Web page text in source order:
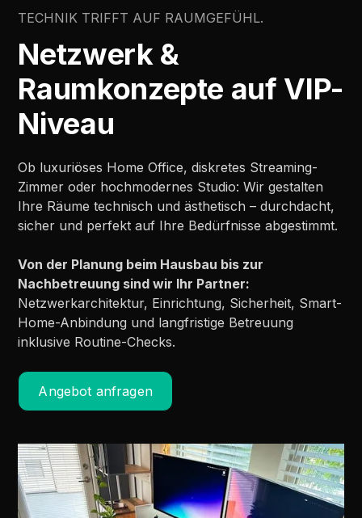
TECHNIK TRIFFT AUF RAUMGEFÜHL.
Netzwerk &
Raumkonzepte auf VIP-
Niveau
Ob luxuriöses Home Office, diskretes Streaming-
Zimmer oder hochmodernes Studio: Wir gestalten
Ihre Räume technisch und ästhetisch – durchdacht,
sicher und perfekt auf Ihre Bedürfnisse abgestimmt.
Von der Planung beim Hausbau bis zur
Nachbetreuung sind wir Ihr Partner:
Netzwerkarchitektur, Einrichtung, Sicherheit, Smart-
Home-Anbindung und langfristige Betreuung
inklusive Routine-Checks.
Angebot anfragen